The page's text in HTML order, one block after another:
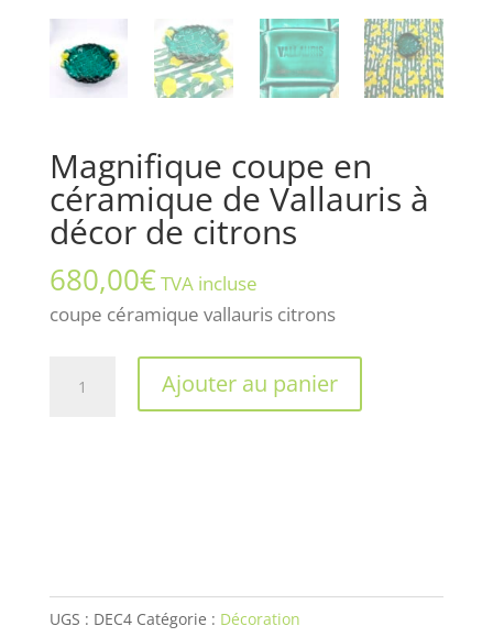
Magnifique coupe en
céramique de Vallauris à
décor de citrons
680,00€TVA incluse
coupe céramique vallauris citrons
à
Ajouter au panier
UGS : DEC4 Catégorie : Décoration